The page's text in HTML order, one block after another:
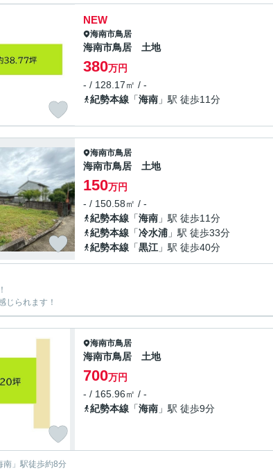
NEW
海南市鳥居
海南市鳥居 土地
380万円
- / 128.17㎡ / -
紀勢本線 「海南 」駅 徒歩11分
海南市鳥居
海南市鳥居 土地
150万円
- / 150.58㎡ / -
紀勢本線 「海南 」駅 徒歩11分
紀勢本線 「冷水浦 」駅 徒歩33分
紀勢本線 「黒江 」駅 徒歩40分
じられます！
海南市鳥居
海南市鳥居 土地
700万円
- / 165.96㎡ / -
紀勢本線 「海南 」駅 徒歩9分
南」駅徒歩約8分